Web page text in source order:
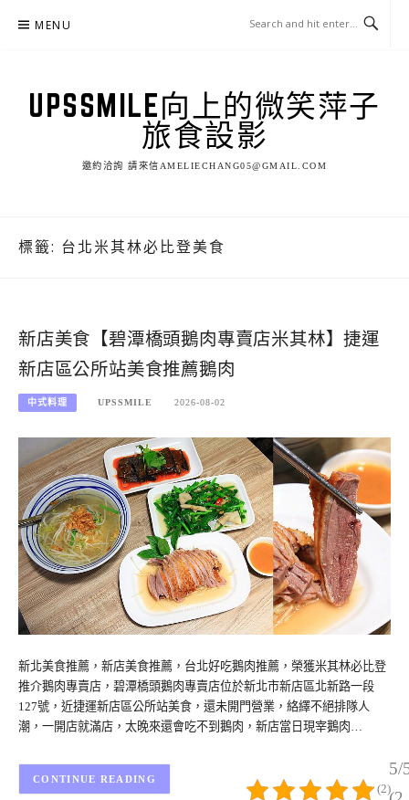
MENU
UPSSMILE向上的微笑萍子
旅食設影
邀約洽詢 請來信AMELIECHANG05@GMAIL.COM
標籤: 台北米其林必比登美食
新店美食【碧潭橋頭鵝肉專賣店米其林】捷運
新店區公所站美食推薦鵝肉
中式料理 UPSSMILE 2026-08-02
新北美食推薦，新店美食推薦，台北好吃鵝肉推薦，榮獲米其林必比登
推介鵝肉專賣店，碧潭橋頭鵝肉專賣店位於新北市新店區北新路一段
127號，近捷運新店區公所站美食，還未開門營業，絡繹不絕排隊人
潮，一開店就滿店，太晚來還會吃不到鵝肉，新店當日現宰鵝肉…
5/
(2)
CONTINUE READING